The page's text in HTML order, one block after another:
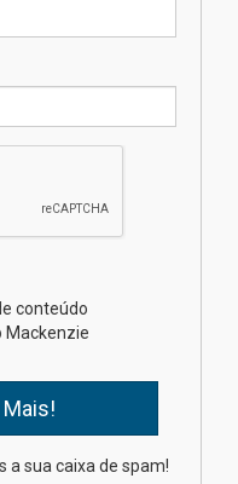
Mackenzie é
Prêmio Jabuti com
do HUEM ressalta
da prevenção e
precoce do câncer
conteúdo
Mackenzie
a sua caixa de spam!